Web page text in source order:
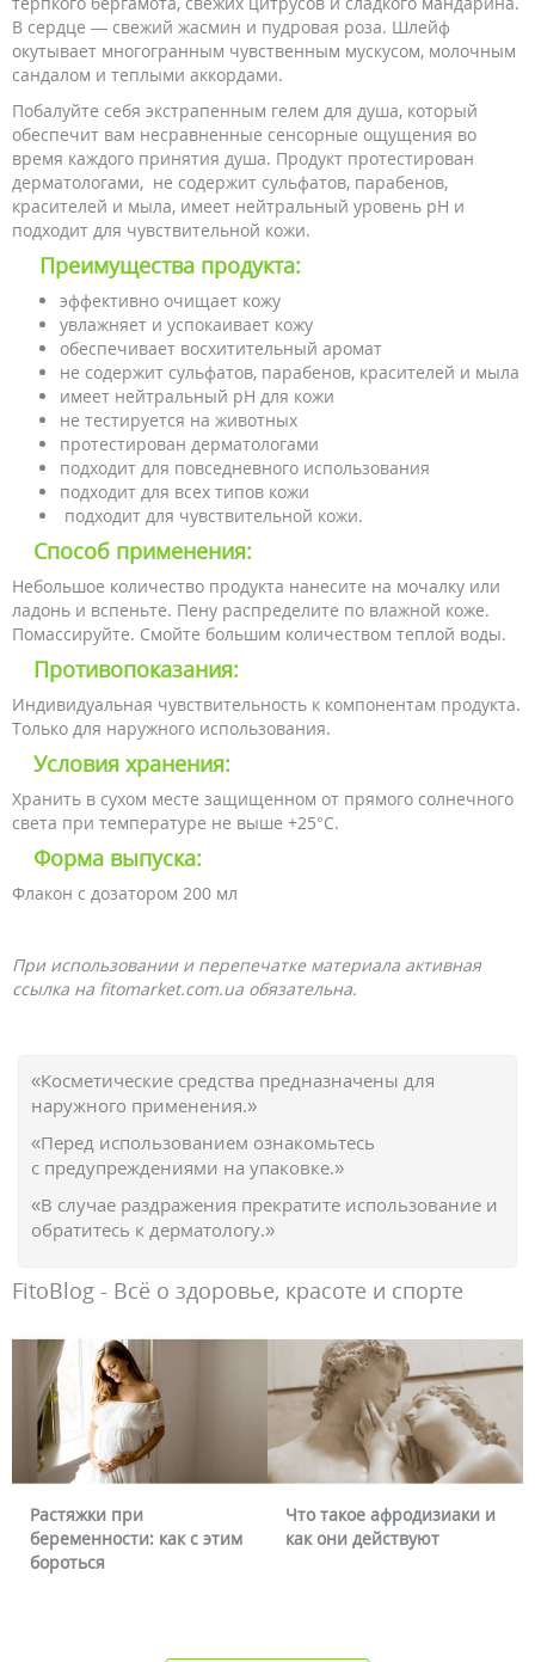
В сердце — свежий жасмин и пудровая роза. Шлейф
окутывает многогранным чувственным мускусом, молочным
сандалом и теплыми аккордами.
Побалуйте себя экстрапенным гелем для душа, который
обеспечит вам несравненные сенсорные ощущения во
время каждого принятия душа. Продукт протестирован
дерматологами, не содержит сульфатов, парабенов,
красителей и мыла, имеет нейтральный уровень pH и
подходит для чувствительной кожи.
Преимущества продукта:
эффективно очищает кожу
увлажняет и успокаивает кожу
обеспечивает восхитительный аромат
не содержит сульфатов, парабенов, красителей и мыла
имеет нейтральный рН для кожи
не тестируется на животных
протестирован дерматологами
подходит для повседневного использования
подходит для всех типов кожи
подходит для чувствительной кожи.
Способ применения:
Небольшое количество продукта нанесите на мочалку или
ладонь и вспеньте. Пену распределите по влажной коже.
Помассируйте. Смойте большим количеством теплой воды.
Противопоказания:
Индивидуальная чувствительность к компонентам продукта.
Только для наружного использования.
Условия хранения:
Хранить в сухом месте защищенном от прямого солнечного
света при температуре не выше +25°С.
Форма выпуска:
Флакон с дозатором 200 мл
При использовании и перепечатке материала активная
ссылка на fitomarket.com.ua обязательна.
«Косметические средства предназначены для
наружного применения.»
«Перед использованием ознакомьтесь
с предупреждениями на упаковке.»
«В случае раздражения прекратите использование и
обратитесь к дерматологу.»
FitoBlog - Всё о здоровье, красоте и спорте
как с этим
Что такое афродизиаки и
как они действуют
Почему
можно ли это